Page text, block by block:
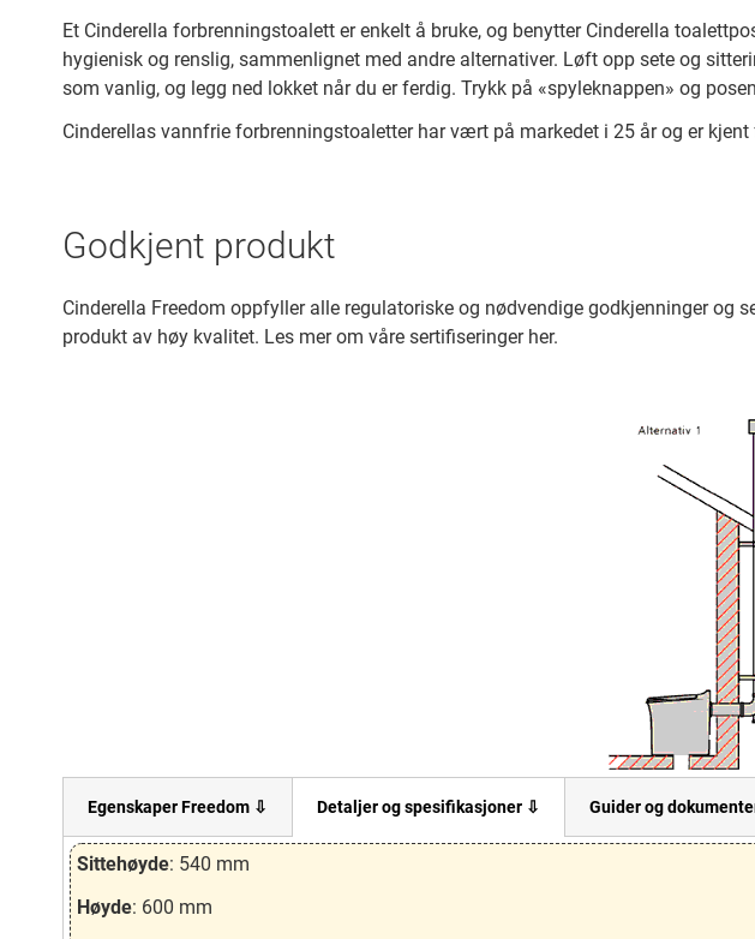
Et Cinderella forbrenningstoalett er enkelt å bruke, og benytter Cinderella
hygienisk og renslig, sammenlignet med andre alternativer. Løft opp sete og
som vanlig, og legg ned lokket når du er ferdig. Trykk på «spyleknappen» og
Cinderellas vannfrie forbrenningstoaletter har vært på markedet i 25 år og er
Godkjent produkt
Cinderella Freedom oppfyller alle regulatoriske og nødvendige godkjenninger
produkt av høy kvalitet. Les mer om våre sertifiseringer her.
Egenskaper Freedom ⇩ Detaljer og spesifikasjoner ⇩ Guider og
Sittehøyde: 540 mm
Høyde: 600 mm